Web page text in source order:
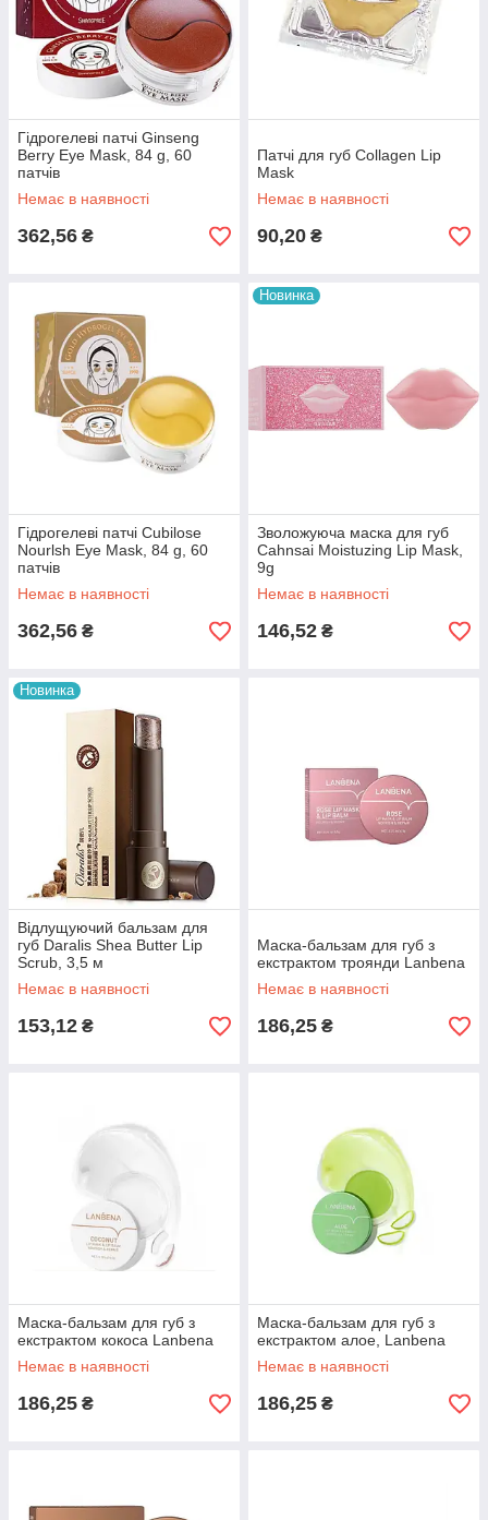
Гідрогелеві патчі Ginseng
Berry Eye Mask, 84 g, 60
патчів
Немає в наявності
362,56 ₴
Патчі для губ Collagen Lip
Mask
Немає в наявності
90,20 ₴
Гідрогелеві патчі Cubilose
Nourlsh Eye Mask, 84 g, 60
патчів
Немає в наявності
362,56 ₴
Новинка
Зволожуюча маска для губ
Cahnsai Moistuzing Lip Mask,
9g
Немає в наявності
146,52 ₴
Новинка
Відлущуючий бальзам для
губ Daralis Shea Butter Lip
Scrub, 3,5 м
Немає в наявності
153,12 ₴
Маска-бальзам для губ з
екстрактом троянди Lanbena
Немає в наявності
186,25 ₴
Маска-бальзам для губ з
екстрактом кокоса Lanbena
Немає в наявності
186,25 ₴
Маска-бальзам для губ з
екстрактом алое, Lanbena
Немає в наявності
186,25 ₴